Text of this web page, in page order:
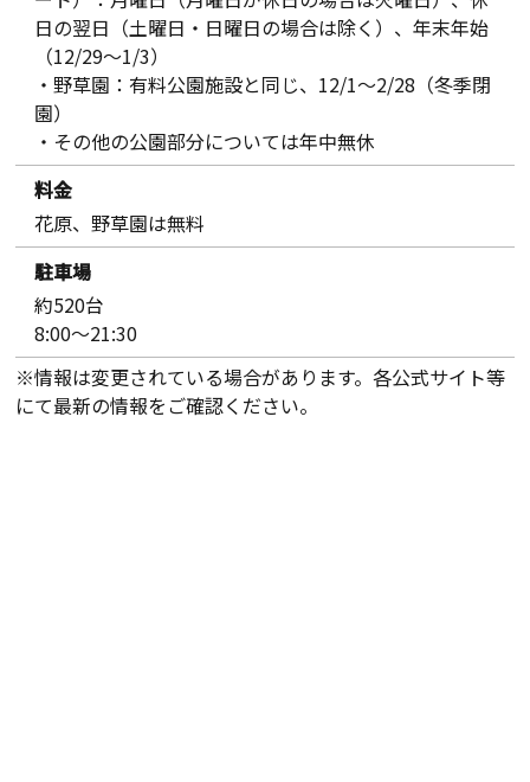
日の翌日（土曜日・日曜日の場合は除く）、年末年始
（12/29～1/3）
・野草園：有料公園施設と同じ、12/1〜2/28（冬季閉
園）
・その他の公園部分については年中無休
料金
花原、野草園は無料
駐車場
約520台
8:00～21:30
※情報は変更されている場合があります。各公式サイト等
にて最新の情報をご確認ください。